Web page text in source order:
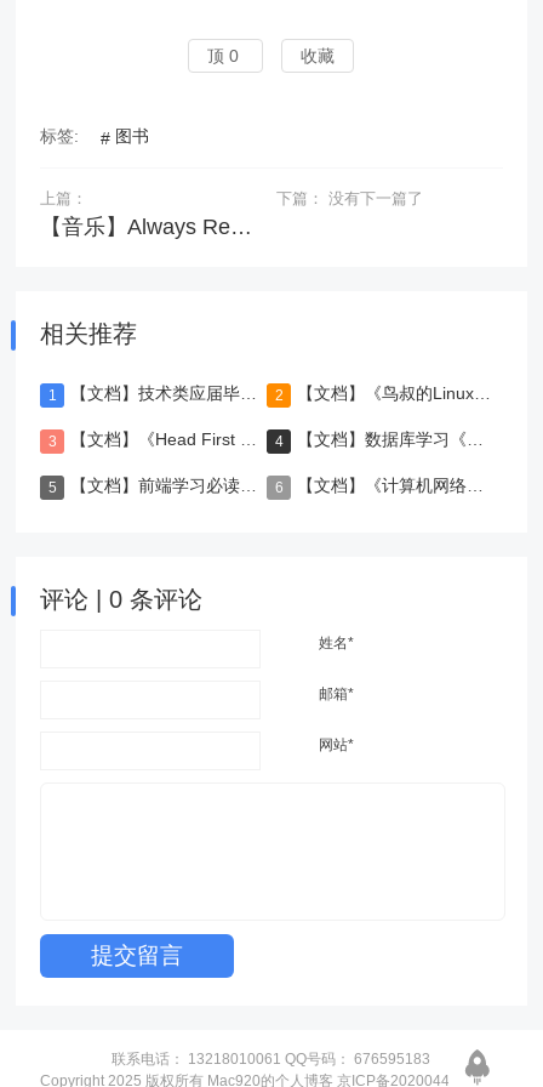
顶 0 收藏
标签: 图书
上篇：
【音乐】Always Remember Us This Way-Lady Gaga
下篇： 没有下一篇了
相关推荐
【文档】技术类应届毕业生-简历制作与面试技巧 【文档】《鸟叔的Linux私房菜》-第四版pdf
【文档】《Head First Python》第2版中文版pdf 【文档】数据库学习《SQL必知必会》
【文档】前端学习必读《JavaScript语言精粹》 【文档】《计算机网络（第7版）》-谢希仁
评论 | 0 条评论
姓名*
邮箱*
网站*
联系电话： 13218010061 QQ号码：
676595183
Copyright 2025 版权所有 Mac920的个人博客 京ICP备2020044517号-3